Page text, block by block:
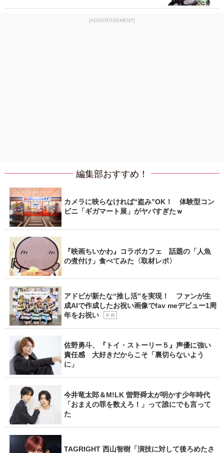
[ADVERTISEMENT]
編集部おすすめ！
カメラに映らなければ“盗み”OK！ 体験型コン
ビニ「ギガマート展」がヤバすぎたｗ
『映画ちいかわ』コラボカフェ 話題の「人魚
の煮付け」食べてみた〈取材レポ〉
アドビが新たな“推し活”を実現！ ファンが生
成AIで作成したお祝い画像でfav meデビュー1周
年をお祝い
P R
佐野勇斗、『トイ・ストーリー５』声優に強い
責任感 大好きだからこそ「裏切らないよう
に」
今井竜太郎＆M!LK 曽野舜太が明かす少年時代
「おまえの罪を数えろ！」って誰にでも言って
た
TAGRIGHT 西山智樹「演技に対して後ろめたさ